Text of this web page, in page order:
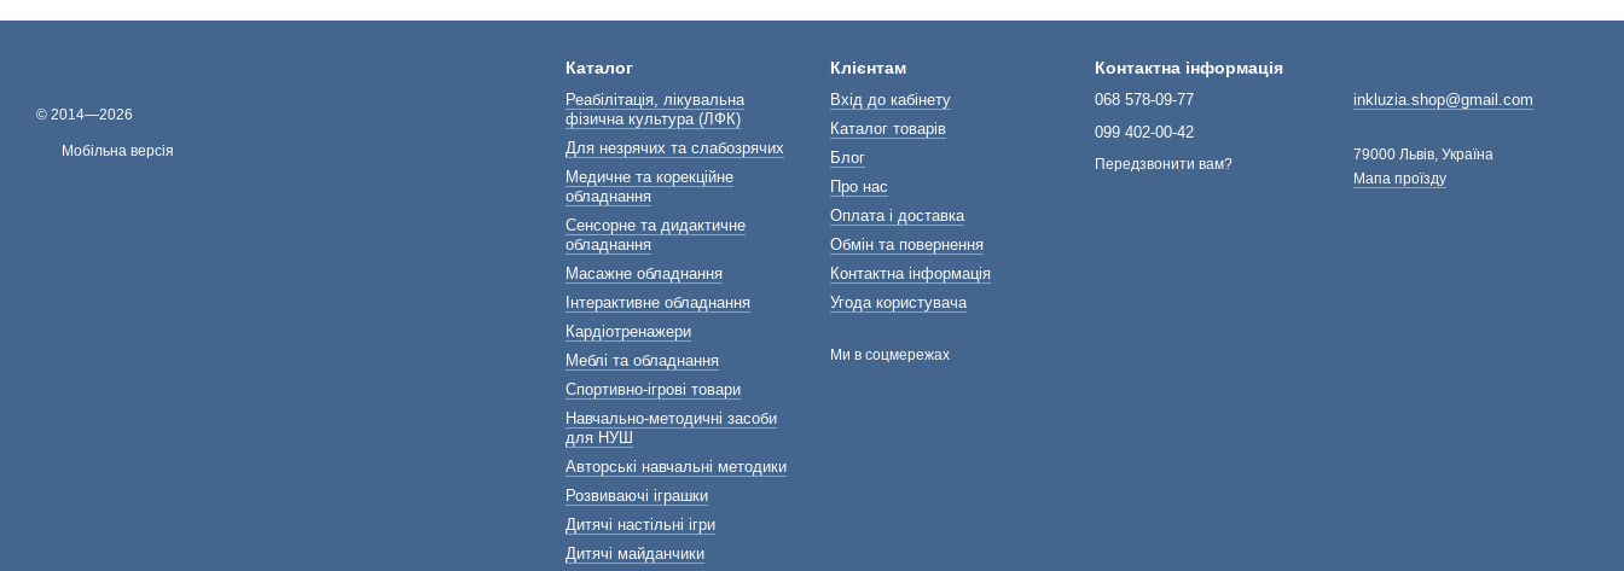
© 2014—2026
Мобільна версія
Каталог
Реабілітація, лікувальна
фізична культура (ЛФК)
Для незрячих та слабозрячих
Медичне та корекційне
обладнання
Сенсорне та дидактичне
обладнання
Масажне обладнання
Інтерактивне обладнання
Кардіотренажери
Меблі та обладнання
Спортивно-ігрові товари
Навчально-методичні засоби
для НУШ
Авторські навчальні методики
Розвиваючі іграшки
Дитячі настільні ігри
Дитячі майданчики
Клієнтам
Вхід до кабінету
Каталог товарів
Блог
Про нас
Оплата і доставка
Обмін та повернення
Контактна інформація
Угода користувача
Ми в соцмережах
Контактна інформація
068 578-09-77
099 402-00-42
Передзвонити вам?
inkluzia.shop@gmail.com
79000 Львів, Україна
Мапа проїзду